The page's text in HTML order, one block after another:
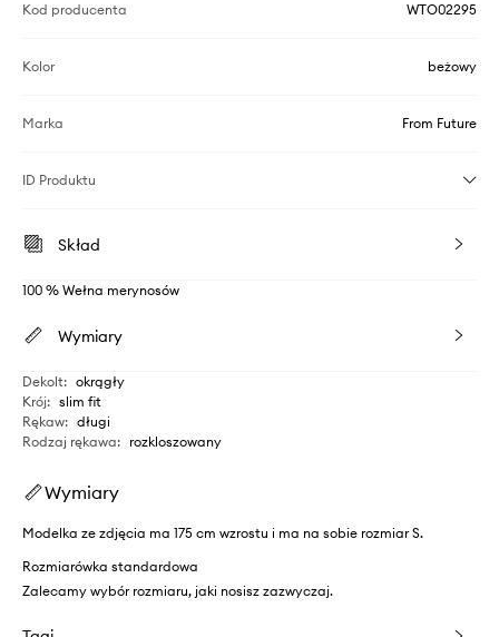
Kod producenta WTO02295
Kolor beżowy
Marka From Future
ID Produktu
Skład
100 % Wełna merynosów
Wymiary
Dekolt: okrągły
Krój: slim fit
Rękaw: długi
Rodzaj rękawa: rozkloszowany
Wymiary
Modelka ze zdjęcia ma 175 cm wzrostu i ma na sobie rozmiar S.
Rozmiarówka standardowa
Zalecamy wybór rozmiaru, jaki nosisz zazwyczaj.